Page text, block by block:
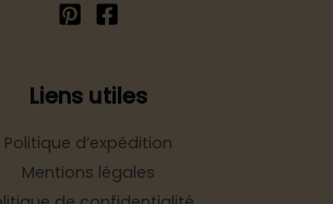
Liens utiles
Politique d’expédition
Mentions légales